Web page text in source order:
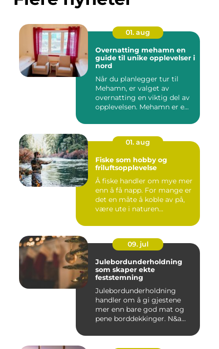
01. aug
Overnatting mehamn en
guide til unike opplevelser i
nord
Når du planlegger tur til
Mehamn, er valget av
overnatting en viktig del av
opplevelsen. Mehamn er e...
01. aug
Fiske som hobby og
friluftsopplevelse
Å fiske handler om mye mer
enn å få napp. For mange er
det en måte å koble av på,
være ute i naturen...
09. jul
Julebordunderholdning
som skaper ekte
feststemning
Julebordunderholdning
handler om å gi gjestene
mer enn bare god mat og
pene borddekkinger. N&a...